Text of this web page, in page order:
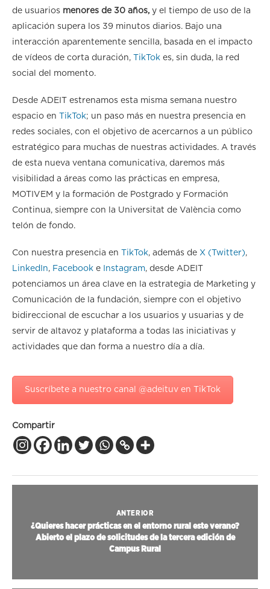
de usuarios menores de 30 años, y el tiempo de uso de la
aplicación supera los 39 minutos diarios. Bajo una
interacción aparentemente sencilla, basada en el impacto
de vídeos de corta duración, TikTok es, sin duda, la red
social del momento.
Desde ADEIT estrenamos esta misma semana nuestro
espacio en TikTok; un paso más en nuestra presencia en
redes sociales, con el objetivo de acercarnos a un público
estratégico para muchas de nuestras actividades. A través
de esta nueva ventana comunicativa, daremos más
visibilidad a áreas como las prácticas en empresa,
MOTIVEM y la formación de Postgrado y Formación
Continua, siempre con la Universitat de València como
telón de fondo.
Con nuestra presencia en TikTok, además de X (Twitter),
LinkedIn, Facebook e Instagram, desde ADEIT
potenciamos un área clave en la estrategia de Marketing y
Comunicación de la fundación, siempre con el objetivo
bidireccional de escuchar a los usuarios y usuarias y de
servir de altavoz y plataforma a todas las iniciativas y
actividades que dan forma a nuestro día a día.
Suscríbete a nuestro canal @adeituv en TikTok
Compartir
ANTERIOR
¿Quieres hacer prácticas en el entorno rural este verano?
Abierto el plazo de solicitudes de la tercera edición de
Campus Rural